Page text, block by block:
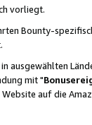
vorliegt.
Bounty-
ausgewählten
mit "
auf die